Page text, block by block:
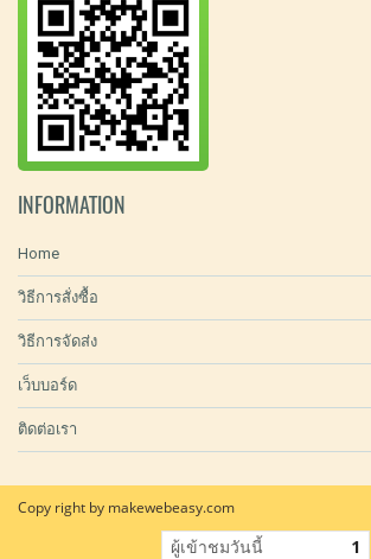
INFORMATION
Home
วิธีการสั่งซื้อ
วิธีการจัดส่ง
เว็บบอร์ด
ติดต่อเรา
Copy right by makewebeasy.com
ผู้เข้าชมวันนี้ 1